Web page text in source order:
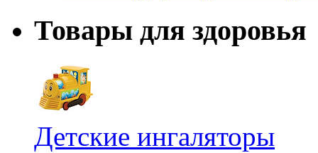
Товары для здоровья
Детские ингаляторы